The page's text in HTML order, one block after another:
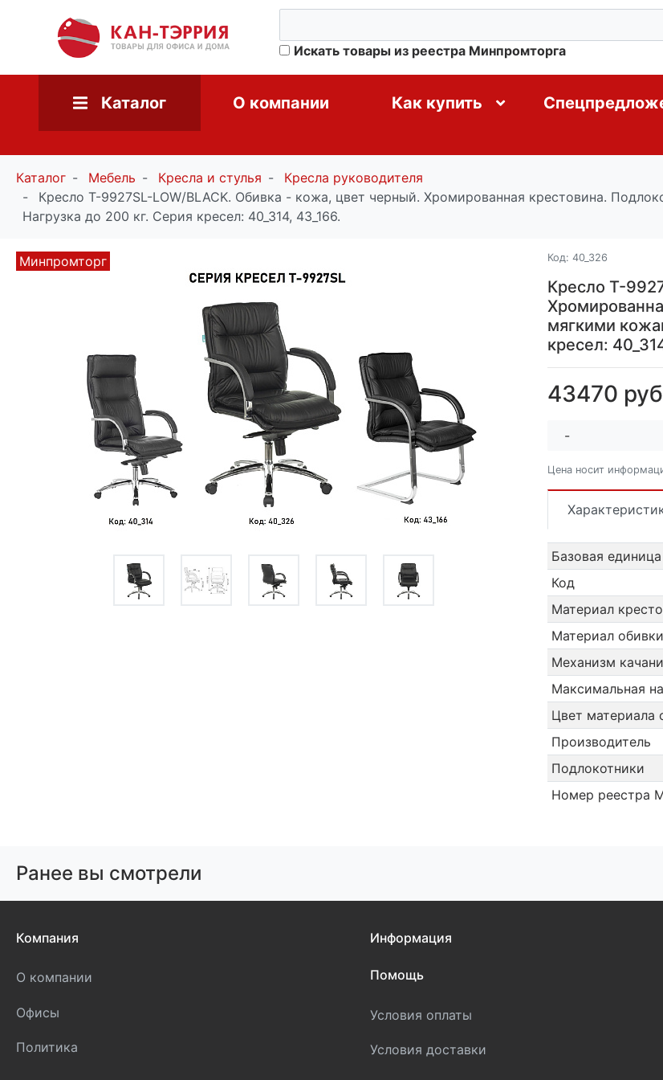
Искать товары из реестра Минпромторга
Каталог О компании Как купить
Каталог Мебель Кресла и стулья
Кресла руководителя
Кресло T-9927SL-LOW/BLACK. Обивка - кожа, цвет черный. Хромированная крестовина.
Нагрузка до 200 кг. Серия кресел: 40_314, 43_166.
Минпромторг Код: 40_326
Кресло T-
мягкими
кресел:
43470
-
Цена носит
Базовая единица
Код
Материал
Материал обивки
Механизм
Максимальная
Цвет материала
Производитель
Подлокотники
Номер реестра
Ранее вы смотрели
Компания
О компании
Офисы
Политика
Информация
Помощь
Условия оплаты
Условия доставки